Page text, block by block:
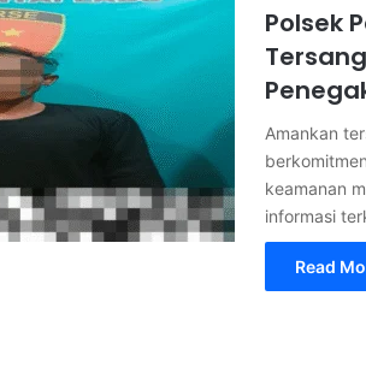
Polsek
Amankan
keamanan
informasi
Read